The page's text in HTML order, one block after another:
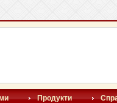
Продукти